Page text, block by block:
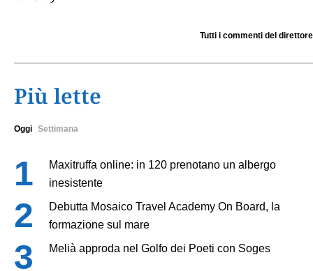
Tutti i commenti del direttore
Più lette
Oggi Settimana
Maxitruffa online: in 120 prenotano un albergo
inesistente
Debutta Mosaico Travel Academy On Board, la
formazione sul mare
Melià approda nel Golfo dei Poeti con Soges